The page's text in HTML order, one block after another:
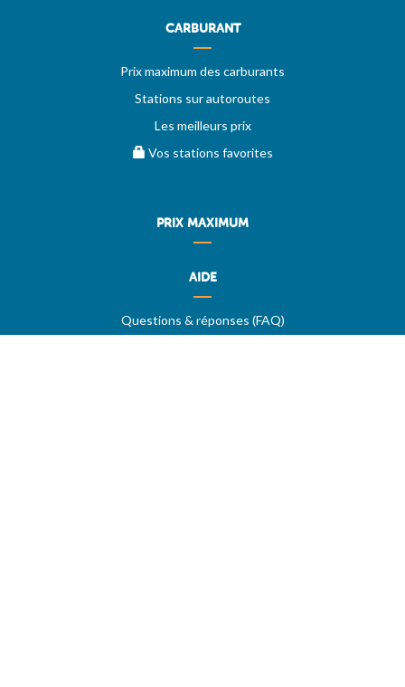
CARBURANT
Prix maximum des carburants
Stations sur autoroutes
Les meilleurs prix
Vos stations favorites
PRIX MAXIMUM
AIDE
Questions & réponses (FAQ)